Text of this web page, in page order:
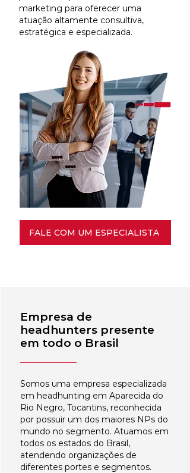
marketing para oferecer uma
atuação altamente consultiva,
estratégica e especializada.
FALE COM UM ESPECIALISTA
Empresa de
headhunters presente
em todo o Brasil
Somos uma empresa especializada
em headhunting em Aparecida do
Rio Negro, Tocantins, reconhecida
por possuir um dos maiores NPs do
mundo no segmento. Atuamos em
todos os estados do Brasil,
atendendo organizações de
diferentes portes e segmentos.